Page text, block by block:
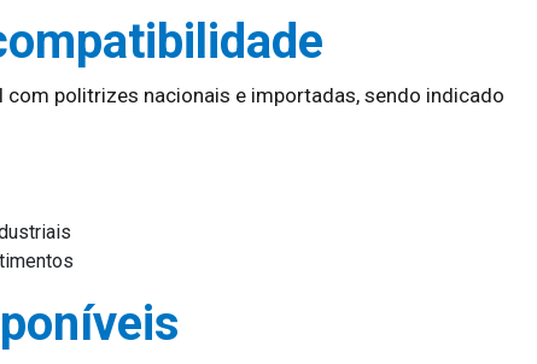
com politrizes nacionais e importadas, sendo indicado